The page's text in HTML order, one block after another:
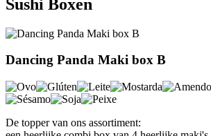
Sushi Boxen
Dancing Panda Maki box B
De topper van ons assortiment: